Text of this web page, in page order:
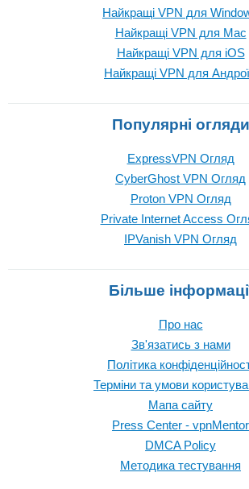
Найкращі VPN для
Найкращі VPN для Mac
Найкращі VPN для iOS
Найкращі VPN для
Популярні огляди
ExpressVPN Огляд
CyberGhost VPN Огляд
Proton VPN Огляд
Private Internet Access
IPVanish VPN Огляд
Більше
Про нас
Зв'язатись з нами
Політика
Терміни та умови
Мапа сайту
Press Center - vpnMentor
DMCA Policy
Методика тестування